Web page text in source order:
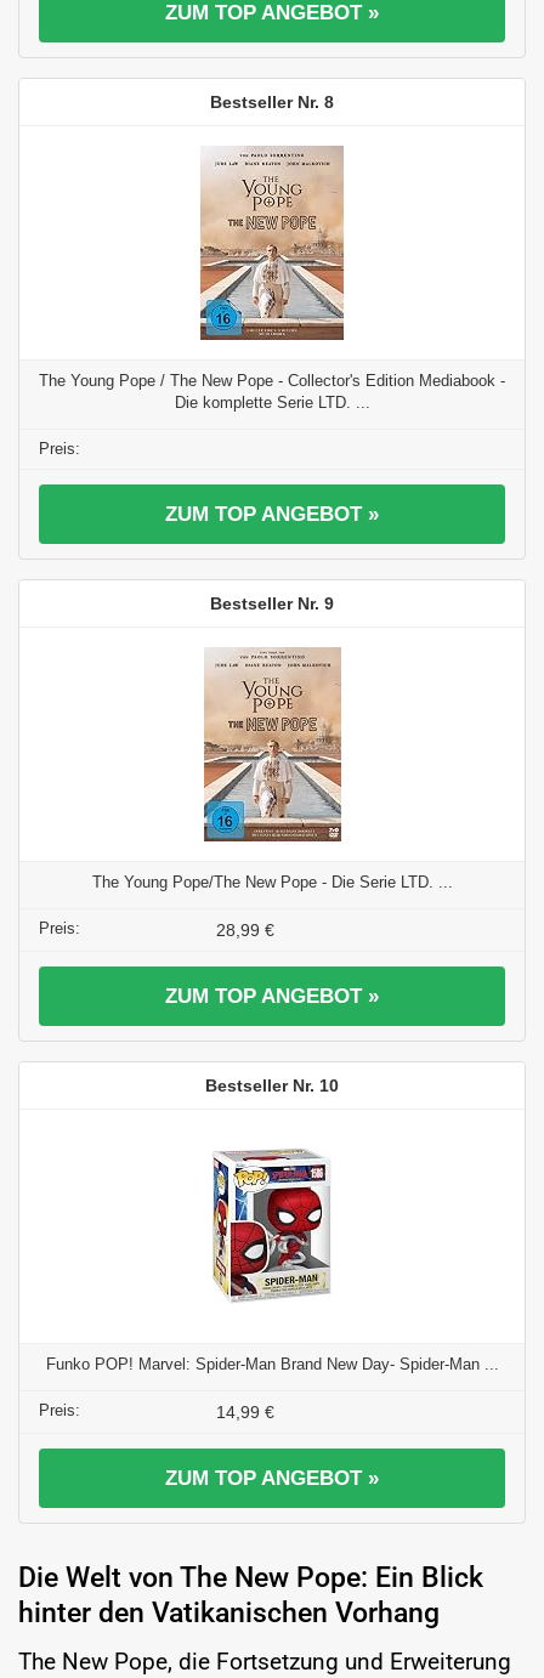
ZUM TOP ANGEBOT »
8
The Young Pope / The New Pope - Collector's Edition Mediabook -
Die komplette Serie LTD. ...
ZUM TOP ANGEBOT »
9
The Young Pope/The New Pope - Die Serie LTD. ...
28,99 €
ZUM TOP ANGEBOT »
10
Funko POP! Marvel: Spider-Man Brand New Day- Spider-Man ...
14,99 €
ZUM TOP ANGEBOT »
Die Welt von The New Pope: Ein Blick
hinter den Vatikanischen Vorhang
The New Pope, die Fortsetzung und Erweiterung